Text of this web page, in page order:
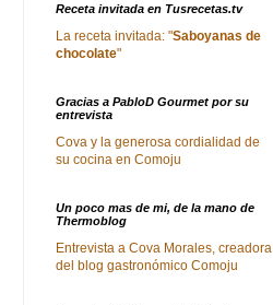
Receta invitada en Tusrecetas.tv
La receta invitada: "Saboyanas de
chocolate"
Gracias a PabloD Gourmet por su
entrevista
Cova y la generosa cordialidad de
su cocina en Comoju
Un poco mas de mi, de la mano de
Thermoblog
Entrevista a Cova Morales, creadora
del blog gastronómico Comoju